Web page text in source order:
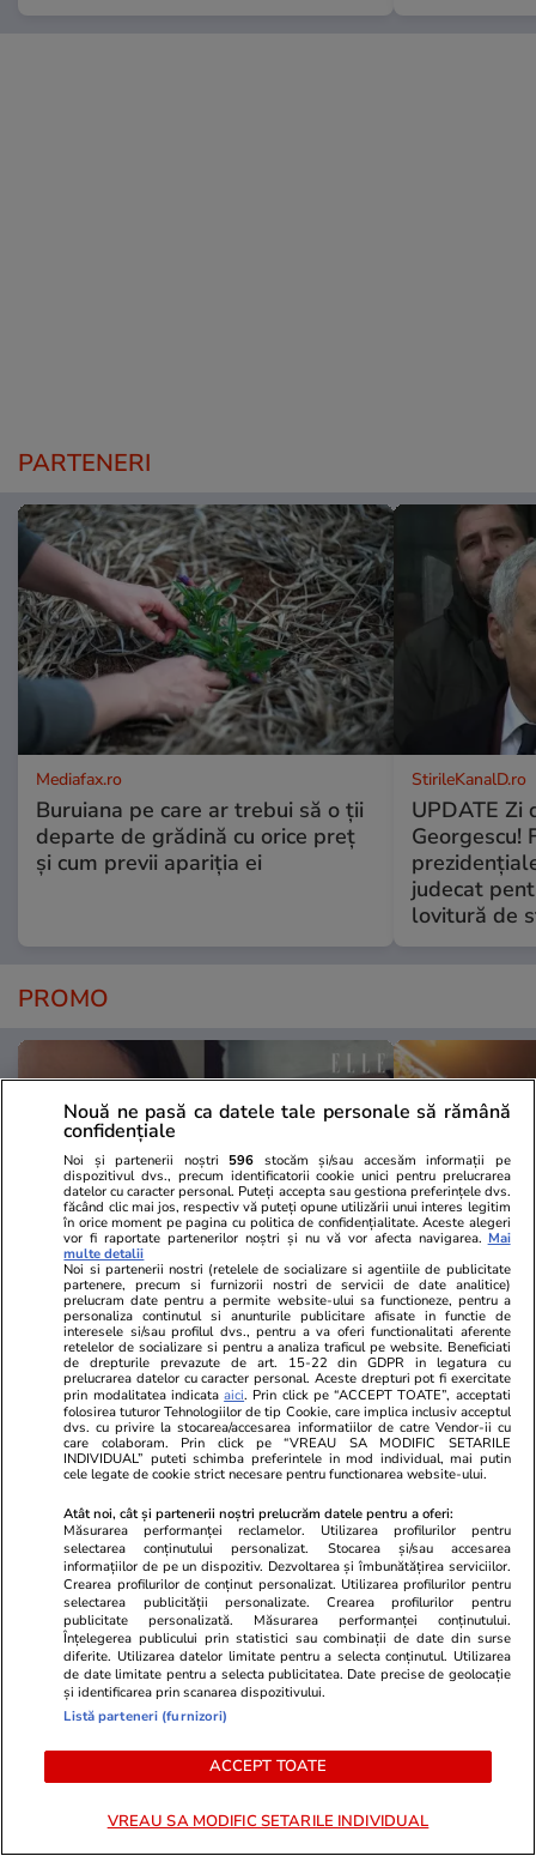
PARTENERI
Mediafax.ro
Buruiana pe care ar trebui să o ții
departe de grădină cu orice preț
și cum previi apariția ei
StirileKanalD.ro
UPDATE Zi
Georgescu!
judecat
lovitură de
PROMO
Advertorial
Smart is the new chic: Cum ne
ajută tehnologia să ne reinventăm
Advertorial
Înscrie-te
voucher de
PARTENERI
Pușcău, anunț cutremurător
veșnică
Nouă ne pasă ca datele tale personale să rămână
confidențiale
Noi și partenerii noștri 596 stocăm și/sau accesăm informații pe
dispozitivul dvs., precum identificatorii cookie unici pentru prelucrarea
datelor cu caracter personal. Puteți accepta sau gestiona preferințele dvs.
făcând clic mai jos, respectiv vă puteți opune utilizării unui interes legitim
în orice moment pe pagina cu politica de confidențialitate. Aceste alegeri
vor fi raportate partenerilor noștri și nu vă vor afecta navigarea. Mai
multe detalii
Noi si partenerii nostri (retelele de socializare si agentiile de publicitate
partenere, precum si furnizorii nostri de servicii de date analitice)
prelucram date pentru a permite website-ului sa functioneze, pentru a
personaliza continutul si anunturile publicitare afisate in functie de
interesele si/sau profilul dvs., pentru a va oferi functionalitati aferente
retelelor de socializare si pentru a analiza traficul pe website. Beneficiati
de drepturile prevazute de art. 15-22 din GDPR in legatura cu
prelucrarea datelor cu caracter personal. Aceste drepturi pot fi exercitate
prin modalitatea indicataaici. Prin click pe “ACCEPT TOATE”, acceptati
folosirea tuturor Tehnologiilor de tip Cookie, care implica inclusiv acceptul
dvs. cu privire la stocarea/accesarea informatiilor de catre Vendor-ii cu
care colaboram. Prin click pe “VREAU SA MODIFIC SETARILE
INDIVIDUAL” puteti schimba preferintele in mod individual, mai putin
cele legate de cookie strict necesare pentru functionarea website-ului.
Atât noi, cât și partenerii noștri prelucrăm datele pentru a oferi:
Măsurarea performanței reclamelor. Utilizarea profilurilor pentru
selectarea conținutului personalizat. Stocarea și/sau accesarea
informațiilor de pe un dispozitiv. Dezvoltarea și îmbunătățirea serviciilor.
Crearea profilurilor de conținut personalizat. Utilizarea profilurilor pentru
selectarea publicității personalizate. Crearea profilurilor pentru
publicitate personalizată. Măsurarea performanței conținutului.
Înțelegerea publicului prin statistici sau combinații de date din surse
diferite. Utilizarea datelor limitate pentru a selecta conținutul. Utilizarea
de date limitate pentru a selecta publicitatea. Date precise de geolocație
și identificarea prin scanarea dispozitivului.
Listă parteneri (furnizori)
ACCEPT TOATE
VREAU SA MODIFIC SETARILE INDIVIDUAL